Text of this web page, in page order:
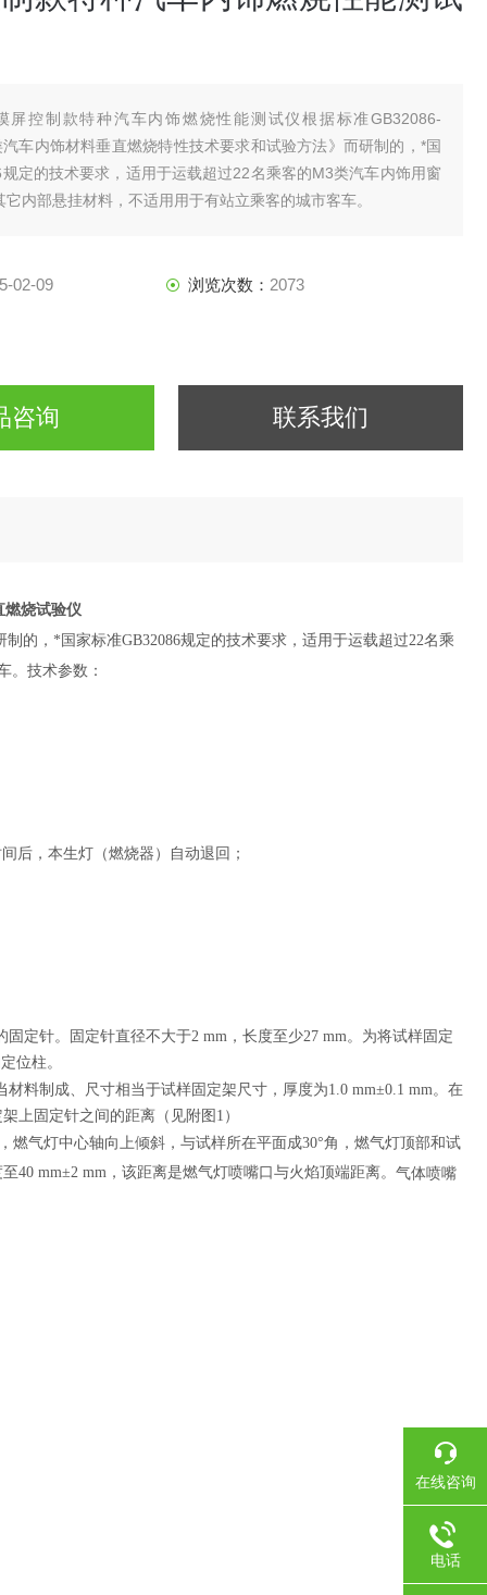
屏控制款特种汽车内饰燃烧性能测试仪根据标准GB32086-
车内饰材料垂直燃烧特性技术要求和试验方法》而研制的，*国
定的技术要求，适用于运载超过22名乘客的M3类汽车内饰用窗
内部悬挂材料，不适用用于有站立乘客的城市客车。
02-09 浏览次数： 2073
咨询 联系我们
燃烧试验仪
的，*国家标准GB32086规定的技术要求，适用于运载超过22名乘
。技术参数：
后，本生灯（燃烧器）自动退回；
定针。固定针直径不大于2 mm，长度至少27 mm。为将试样固定
位柱。
料制成、尺寸相当于试样固定架尺寸，厚度为1.0 mm±0.1 mm。在
上固定针之间的距离（见附图1）
气灯中心轴向上倾斜，与试样所在平面成30°角，燃气灯顶部和试
mm±2 mm，该距离是燃气灯喷嘴口与火焰顶端距离。 气体喷嘴
在线咨询
电话